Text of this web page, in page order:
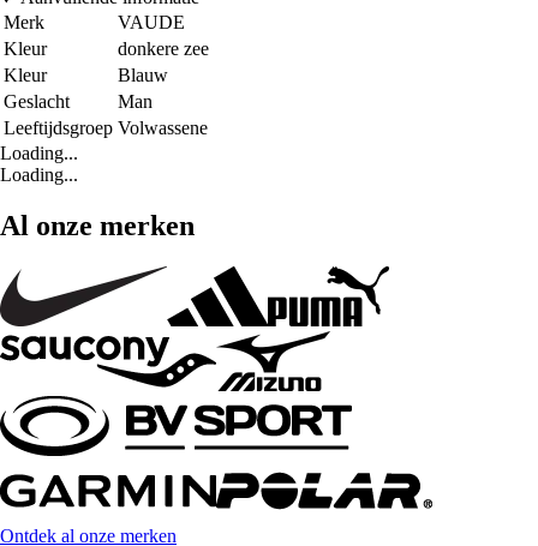
Merk
VAUDE
Kleur
donkere zee
Kleur
Blauw
Geslacht
Man
Leeftijdsgroep Volwassene
Loading...
Loading...
Al onze merken
Ontdek al onze merken